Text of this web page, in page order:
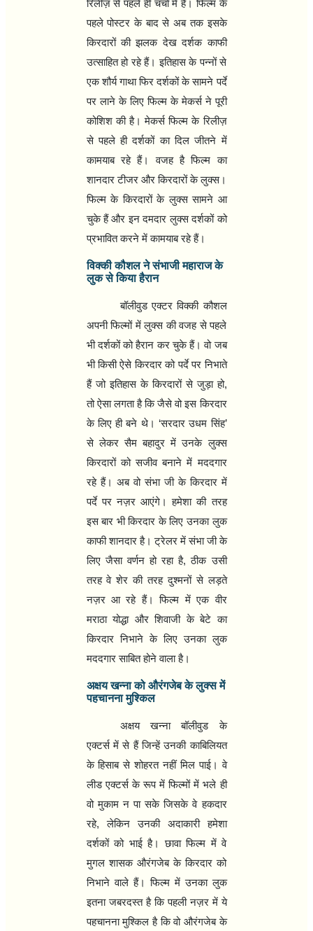
रिलीज़ से पहले ही चर्चा में है। फिल्‍म के
पहले पोस्‍टर के बाद से अब तक इसके
किरदारों की झलक देख दर्शक काफी
उत्‍साहित हो रहे हैं। इतिहास के पन्‍नों से
एक शौर्य गाथा फिर दर्शकों के सामने पर्दे
पर लाने के लिए फिल्‍म के मेकर्स ने पूरी
कोशिश की है। मेकर्स फिल्‍म के रिलीज़
से पहले ही दर्शकों का दिल जीतने में
कामयाब रहे हैं। वजह है फिल्‍म का
शानदार टीजर और किरदारों के लुक्‍स।
फिल्‍म के किरदारों के लुक्‍स सामने आ
चुके हैं और इन दमदार लुक्‍स दर्शकों को
प्रभावित करने में कामयाब रहे हैं।
विक्कीकौशल ने संभाजी महाराज के
लुक से किया हैरान
बॉलीवुड एक्‍टर विक्की कौशल
अपनी फिल्‍मों में लुक्‍स की वजह से पहले
भी दर्शकों को हैरान कर चुके हैं। वो जब
भी किसी ऐसे किरदार को पर्दे पर निभाते
हैं जो इतिहास के किरदारों से जुड़ा हो,
तो ऐसा लगता है कि जैसे वो इस किरदार
के लिए ही बने थे। ‘सरदार उधम सिंह’
से लेकर सैम बहादुर में उनके लुक्‍स
किरदारों को सजीव बनाने में मददगार
रहे हैं। अब वो संभा जी के किरदार में
पर्दे पर नज़र आएंगे। हमेशा की तरह
इस बार भी किरदार के लिए उनका लुक
काफी शानदार है। ट्रेलर में संभा जी के
लिए जैसा वर्णन हो रहा है,ठीक उसी
तरह वे शेर की तरह दुश्‍मनों से लड़ते
नज़र आ रहे हैं। फिल्‍म में एक वीर
मराठा योद्धा और शिवाजी के बेटे का
किरदार निभाने के लिए उनका लुक
मददगार साबित होने वाला है।
अक्षय खन्‍ना को औरंगजेब के लुक्‍स में
पहचानना मुश्किल
अक्षय खन्‍ना बॉलीवुड के
एक्‍टर्स में से हैं जिन्‍हें उनकी काबिलियत
के हिसाब से शोहरत नहीं मिल पाई। वे
लीड एक्‍टर्स के रूप में फिल्‍मों में भले ही
वो मुकाम न पा सके जिसके वे हकदार
रहे,लेकिन उनकी अदाकारी हमेशा
दर्शकों को भाई है। छावा फिल्‍म में वे
मुगल शासक औरंगजेब के किरदार को
निभाने वाले हैं। फिल्‍म में उनका लुक
इतना जबरदस्‍त है कि पहली नज़र में ये
पहचानना मुश्किल है कि वो औरंगजेब के